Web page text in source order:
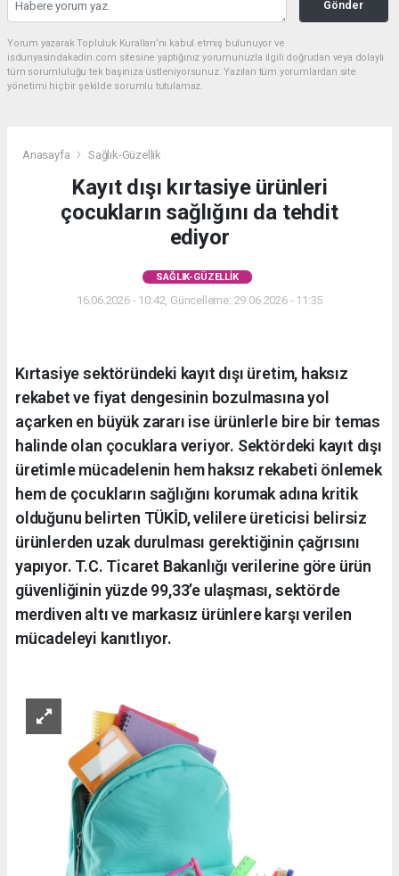
Gönder
Yorum yazarak Topluluk Kuralları’nı kabul etmiş bulunuyor ve
isdunyasindakadin.com sitesine yaptığınız yorumunuzla ilgili doğrudan veya dolaylı
tüm sorumluluğu tek başınıza üstleniyorsunuz. Yazılan tüm yorumlardan site
yönetimi hiçbir şekilde sorumlu tutulamaz.
Anasayfa Sağlık-Güzellik
Kayıt dışı kırtasiye ürünleri
çocukların sağlığını da tehdit
ediyor
SAĞLIK-GÜZELLIK
16.06.2026 - 10:42, Güncelleme: 29.06.2026 - 11:35
Kırtasiye sektöründeki kayıt dışı üretim, haksız
rekabet ve fiyat dengesinin bozulmasına yol
açarken en büyük zararı ise ürünlerle bire bir temas
halinde olan çocuklara veriyor. Sektördeki kayıt dışı
üretimle mücadelenin hem haksız rekabeti önlemek
hem de çocukların sağlığını korumak adına kritik
olduğunu belirten TÜKİD, velilere üreticisi belirsiz
ürünlerden uzak durulması gerektiğinin çağrısını
yapıyor. T.C. Ticaret Bakanlığı verilerine göre ürün
güvenliğinin yüzde 99,33’e ulaşması, sektörde
merdiven altı ve markasız ürünlere karşı verilen
mücadeleyi kanıtlıyor.